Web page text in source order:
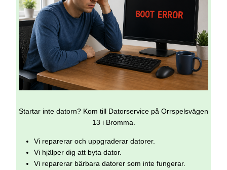
Startar inte datorn? Kom till Datorservice på Orrspelsvägen
13 i Bromma.
Vi reparerar och uppgraderar datorer.
Vi hjälper dig att byta dator.
Vi reparerar bärbara datorer som inte fungerar.